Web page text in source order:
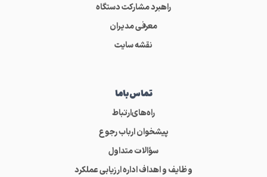
راهبرد مشارکت دستگاه
معرفی مدیران
نقشه سایت
تماس‌باما
راه‌های‌ارتباط
پیشخوان ارباب رجوع
سؤالات متداول
وظایف و اهداف اداره ارزیابی عملکرد